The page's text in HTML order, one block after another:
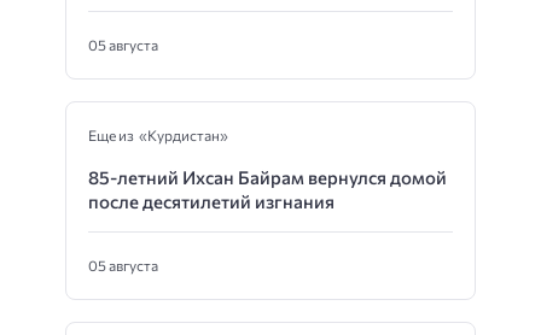
05 августа
Еще из «Курдистан»
85-летний Ихсан Байрам вернулся домой
после десятилетий изгнания
05 августа